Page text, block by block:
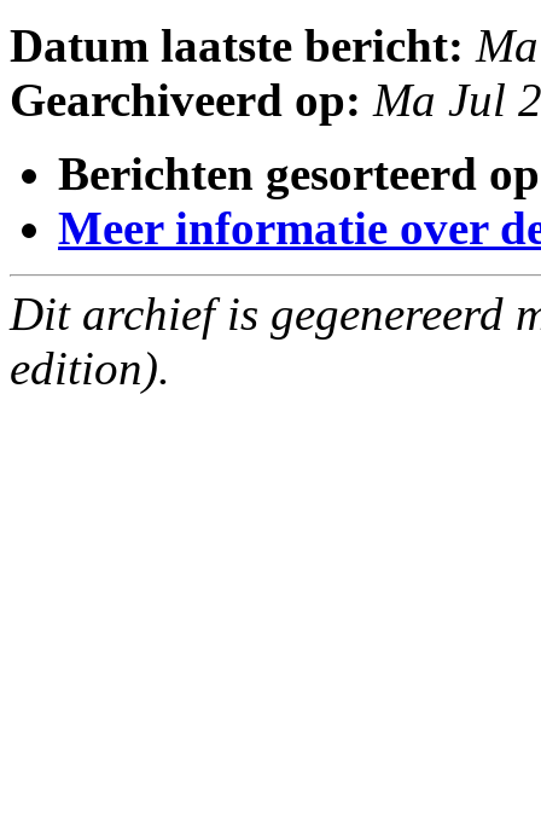
Datum laatste bericht:
Gearchiveerd op: Ma Jul
Berichten gesorteerd
Meer informatie over
Dit archief is gegenereerd
edition).